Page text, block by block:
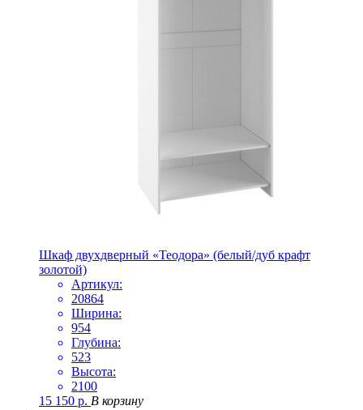
Шкаф двухдверный «Теодора» (белый/дуб крафт
золотой)
Артикул:
20864
Ширина:
954
Глубина:
523
Высота:
2100
15 150 р. В корзину